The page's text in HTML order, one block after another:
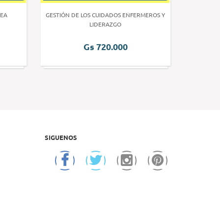
GESTIÓN DE LOS CUIDADOS ENFERMEROS Y
LIDERAZGO
Gs 720.000
SIGUENOS